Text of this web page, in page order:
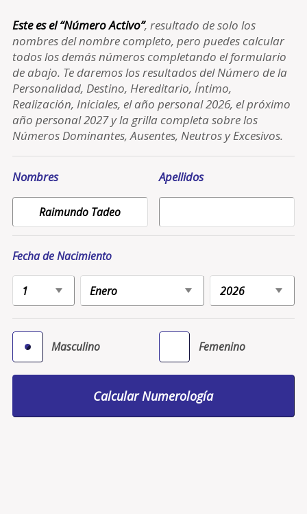
Este es el “Número Activo”, resultado de solo los
nombres del nombre completo, pero puedes calcular
todos los demás números completando el formulario
de abajo. Te daremos los resultados del Número de la
Personalidad, Destino, Hereditario, Íntimo,
Realización, Iniciales, el año personal 2026, el próximo
año personal 2027 y la grilla completa sobre los
Números Dominantes, Ausentes, Neutros y Excesivos.
Nombres Apellidos
Fecha de Nacimiento
Masculino Femenino